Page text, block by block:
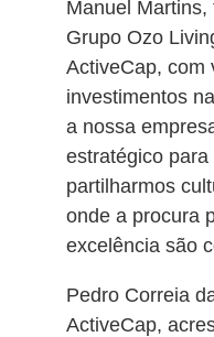
Manuel
Grupo Ozo
ActiveCap, com
investimentos
a nossa
estratégico
partilharmos
onde a procura
excelência são
Pedro Correia
ActiveCap,